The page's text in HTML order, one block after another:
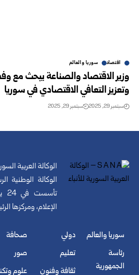
اقتصاد سوريا والعالم
وزير الاقتصاد والصناعة يبحث مع
وتعزيز التعافي الاقتصادي في سوريا
سبتمبر 29, 2025 سبتمبر 29, 2025
الوكالة العربية
الوكالة الوطنية
الإعلام، ومركزها
سوريا والعالم
رئاسة
الجمهورية
دولي
تعليم
ثقافة وفنون
صحافة
صور
علوم